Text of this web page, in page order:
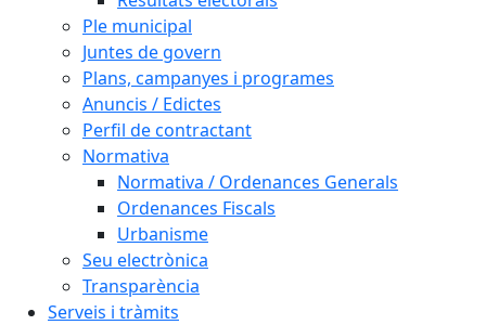
Ple municipal
Juntes de govern
Plans, campanyes i programes
Anuncis / Edictes
Perfil de contractant
Normativa
Normativa / Ordenances Generals
Ordenances Fiscals
Urbanisme
Seu electrònica
Transparència
Serveis i tràmits